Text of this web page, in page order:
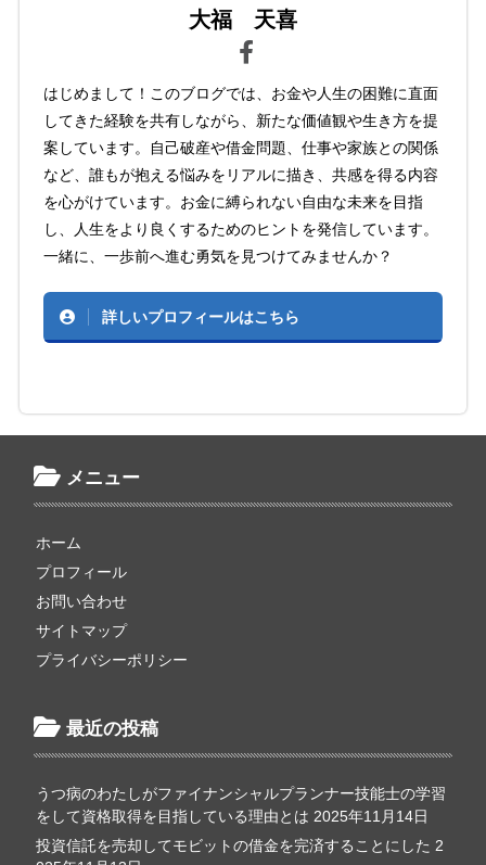
大福 天喜
はじめまして！このブログでは、お金や人生の困難に直面
してきた経験を共有しながら、新たな価値観や生き方を提
案しています。自己破産や借金問題、仕事や家族との関係
など、誰もが抱える悩みをリアルに描き、共感を得る内容
を心がけています。お金に縛られない自由な未来を目指
し、人生をより良くするためのヒントを発信しています。
一緒に、一歩前へ進む勇気を見つけてみませんか？
詳しいプロフィールはこちら
メニュー
ホーム
プロフィール
お問い合わせ
サイトマップ
プライバシーポリシー
最近の投稿
うつ病のわたしがファイナンシャルプランナー技能士の学習
をして資格取得を目指している理由とは 2025年11月14日
投資信託を売却してモビットの借金を完済することにした 2